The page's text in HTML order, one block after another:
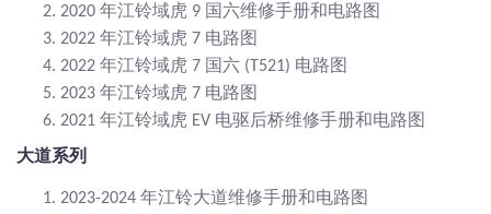
2. 2020 年江铃域虎 9 国六维修手册和电路图
3. 2022 年江铃域虎 7 电路图
4. 2022 年江铃域虎 7 国六 (T521) 电路图
5. 2023 年江铃域虎 7 电路图
6. 2021 年江铃域虎 EV 电驱后桥维修手册和电路图
大道系列
1. 2023-2024 年江铃大道维修手册和电路图